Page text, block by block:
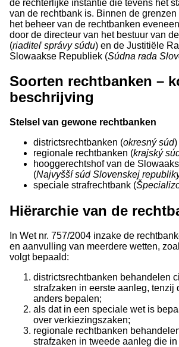
de rechterlijke instantie die tevens het
van de rechtbank is. Binnen de
het beheer van de rechtbanken
door de directeur van het bestuur van
(riaditeľ správy súdu) en de Justitiële
Slowaakse Republiek (Súdna rada
Soorten rechtbanken –
beschrijving
Stelsel van gewone rechtbanken
districtsrechtbanken (okresný súd)
regionale rechtbanken (krajský
hooggerechtshof van de
(Najvyšší súd Slovenskej
speciale strafrechtbank (
Hiërarchie van de
In Wet nr. 757/2004 inzake de
en aanvulling van meerdere wetten,
volgt bepaald:
districtsrechtbanken behandelen
strafzaken in eerste aanleg, tenzij
anders bepalen;
als dat in een speciale wet is
over verkiezingszaken;
regionale rechtbanken
strafzaken in tweede aanleg die